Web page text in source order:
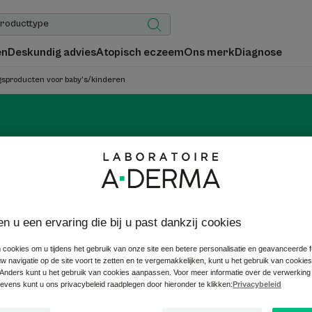
Deskundig adviesAtopisch eczeemOns merkDiagnose
voor baby's/kinderen
baby's/kinderen
is geïrriteerd en vatbaar voor maceratie. Verzorg de
op basis van biologisch geteelde Rhealba® Haver
u een ervaring die bij u past dankzij cookies
cookies om u tijdens het gebruik van onze site een betere personalisatie en geavanceerde
navigatie op de site voort te zetten en te vergemakkelijken, kunt u het gebruik van
kunt u het gebruik van cookies aanpassen. Voor meer informatie over de
kunt u ons privacybeleid raadplegen door hieronder te klikken:Privacybeleid